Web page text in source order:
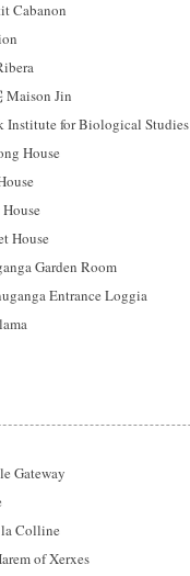
Cabanon
Maison Jin
Institute for Biological Studies
House
House
Garden Room
Entrance Loggia
Gateway
Colline
of Xerxes